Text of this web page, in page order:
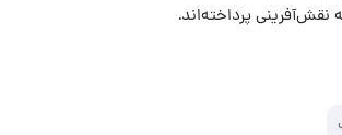
نقش‌آفرینی پرداخته‌اند.